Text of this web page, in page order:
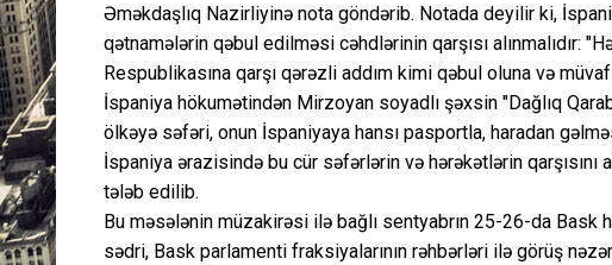
Əməkdaşlıq Nazirliyinə nota göndərib. Notada deyilir ki,
qətnamələrin qəbul edilməsi cəhdlərinin qarşısı alınmalıdır:
Respublikasına qarşı qərəzli addım kimi qəbul oluna və
İspaniya hökumətindən Mirzoyan soyadlı şəxsin "Dağlıq
ölkəyə səfəri, onun İspaniyaya hansı pasportla, haradan
İspaniya ərazisində bu cür səfərlərin və hərəkətlərin
tələb edilib.
Bu məsələnin müzakirəsi ilə bağlı sentyabrın 25-26-da Bask
sədri, Bask parlamenti fraksiyalarının rəhbərləri ilə görüş